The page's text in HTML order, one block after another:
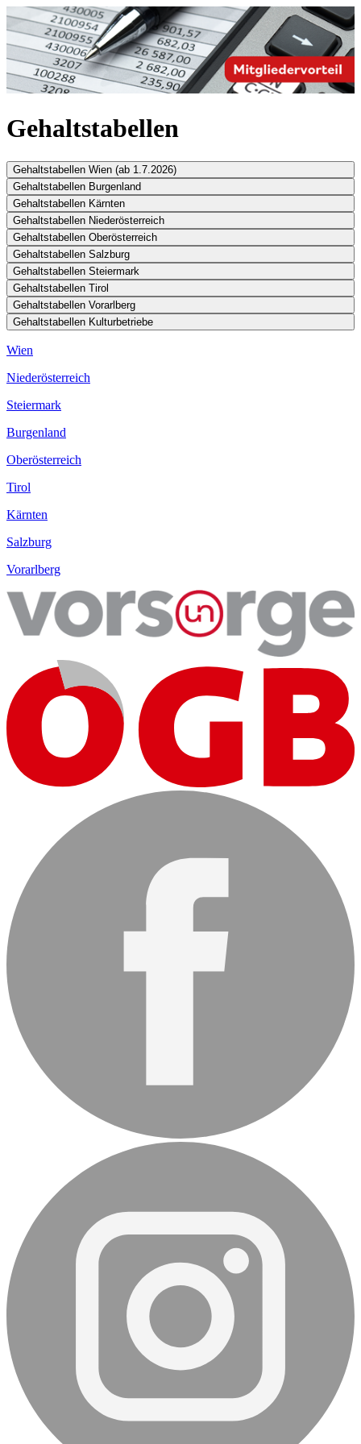
Gehaltstabellen
Gehaltstabellen Wien (ab 1.7.2026)
Gehaltstabellen Burgenland
Gehaltstabellen Kärnten
Gehaltstabellen Niederösterreich
Gehaltstabellen Oberösterreich
Gehaltstabellen Salzburg
Gehaltstabellen Steiermark
Gehaltstabellen Tirol
Gehaltstabellen Vorarlberg
Gehaltstabellen Kulturbetriebe
Wien
Niederösterreich
Steiermark
Burgenland
Oberösterreich
Tirol
Kärnten
Salzburg
Vorarlberg